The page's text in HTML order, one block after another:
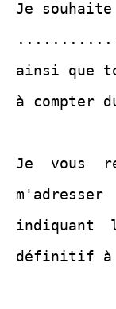
Je
ainsi que
à compter
Je vous
indiquant
définitif à